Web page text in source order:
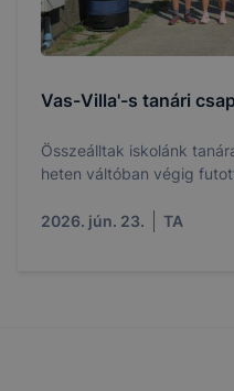
Vas-Villa'-s tanári
Összeálltak iskolánk
heten váltóban végig
2026. jún. 23. TA